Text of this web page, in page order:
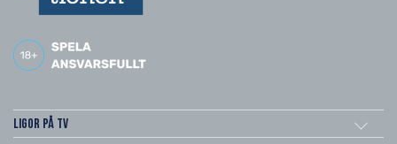
Ligor på TV